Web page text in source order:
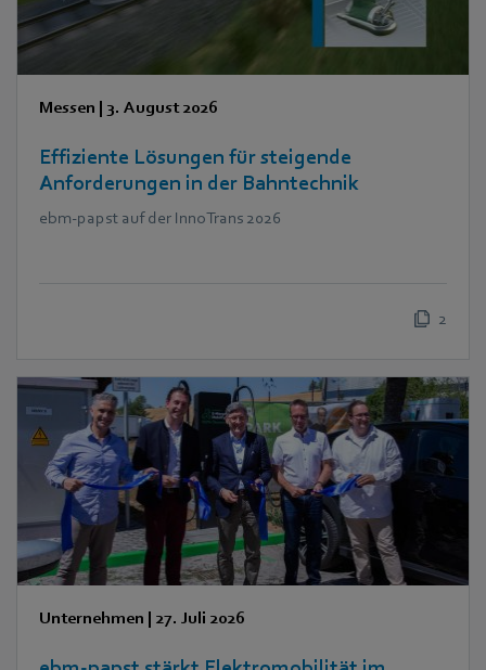
Messen | 3. August 2026
Effiziente Lösungen für steigende
Anforderungen in der Bahntechnik
ebm‑papst auf der InnoTrans 2026
2
Unternehmen | 27. Juli 2026